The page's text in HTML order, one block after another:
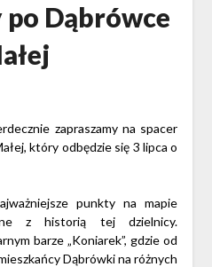
Dąbrówce
zapraszamy na spacer
który odbędzie się 3 lipca o
punkty na mapie
z historią tej dzielnicy.
barze „Koniarek”, gdzie od
Dąbrówki na różnych